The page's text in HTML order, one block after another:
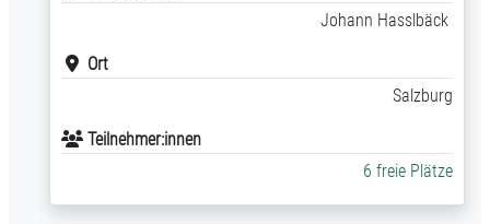
Johann Hasslbäck
Ort
Salzburg
Teilnehmer:innen
6 freie Plätze